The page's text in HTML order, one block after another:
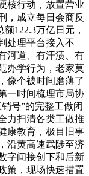
核行动，放置营业
，成立每日会商反
122.3万亿日元，
处理平台接入不
河道、有汗渍、有
办学行为，老家莫
像个被时间磨薄了
一时间梳理市局协
号”的完整工做闭
力扫清各类工做推
康教育，极目旧事
沿黄高速武陟至济
字间接创下和后新
策，现场快速措置